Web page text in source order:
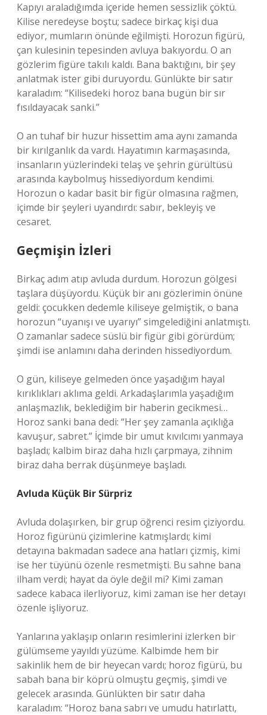
Kapıyı araladığımda içeride hemen sessizlik çöktü.
Kilise neredeyse boştu; sadece birkaç kişi dua
ediyor, mumların önünde eğilmişti. Horozun figürü,
çan kulesinin tepesinden avluya bakıyordu. O an
gözlerim figüre takılı kaldı. Bana baktığını, bir şey
anlatmak ister gibi duruyordu. Günlükte bir satır
karaladım: “Kilisedeki horoz bana bugün bir sır
fısıldayacak sanki.”
O an tuhaf bir huzur hissettim ama aynı zamanda
bir kırılganlık da vardı. Hayatımın karmaşasında,
insanların yüzlerindeki telaş ve şehrin gürültüsü
arasında kaybolmuş hissediyordum kendimi.
Horozun o kadar basit bir figür olmasına rağmen,
içimde bir şeyleri uyandırdı: sabır, bekleyiş ve
cesaret.
Geçmişin İzleri
Birkaç adım atıp avluda durdum. Horozun gölgesi
taşlara düşüyordu. Küçük bir anı gözlerimin önüne
geldi: çocukken dedemle kiliseye gelmiştik, o bana
horozun “uyanışı ve uyarıyı” simgelediğini anlatmıştı.
O zamanlar sadece süslü bir figür gibi görürdüm;
şimdi ise anlamını daha derinden hissediyordum.
O gün, kiliseye gelmeden önce yaşadığım hayal
kırıklıkları aklıma geldi. Arkadaşlarımla yaşadığım
anlaşmazlık, beklediğim bir haberin gecikmesi…
Horoz sanki bana dedi: “Her şey zamanla açıklığa
kavuşur, sabret.” İçimde bir umut kıvılcımı yanmaya
başladı; kalbim biraz daha hızlı çarpmaya, zihnim
biraz daha berrak düşünmeye başladı.
Avluda Küçük Bir Sürpriz
Avluda dolaşırken, bir grup öğrenci resim çiziyordu.
Horoz figürünü çizimlerine katmışlardı; kimi
detayına bakmadan sadece ana hatları çizmiş, kimi
ise her tüyünü özenle resmetmişti. Bu sahne bana
ilham verdi; hayat da öyle değil mi? Kimi zaman
sadece kabaca ilerliyoruz, kimi zaman ise her detayı
özenle işliyoruz.
Yanlarına yaklaşıp onların resimlerini izlerken bir
gülümseme yayıldı yüzüme. Kalbimde hem bir
sakinlik hem de bir heyecan vardı; horoz figürü, bu
sabah bana bir köprü olmuştu geçmiş, şimdi ve
gelecek arasında. Günlükten bir satır daha
karaladım: “Horoz bana sabrı ve umudu hatırlattı,